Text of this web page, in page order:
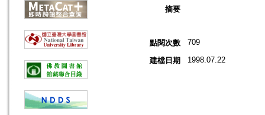
摘要
點閱次數 709
建檔日期 1998.07.22